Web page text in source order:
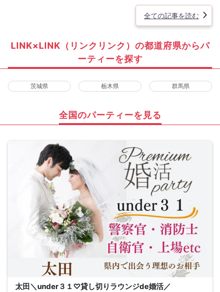
全ての記事を読む
LINK×LINK（リンクリンク）の都道府県からパ
ーティーを探す
茨城県 栃木県 群馬県
全国のパーティーを見る
太田＼under３１♡貸し切りラウンジde婚活／